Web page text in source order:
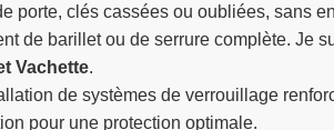
porte, clés cassées ou oubliées, sans
de barillet ou de serrure complète. Je
Vachette.
de systèmes de verrouillage
pour une protection optimale.